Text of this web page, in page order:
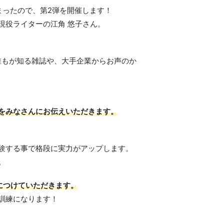
たので、第2弾を開催します！
ライターの江角 悠子さん。
が知る雑誌や、大手企業からお声のか
みなさんにお伝えいただきます。
る事で格段に実力がアップします。
けていただきます。
練になります！